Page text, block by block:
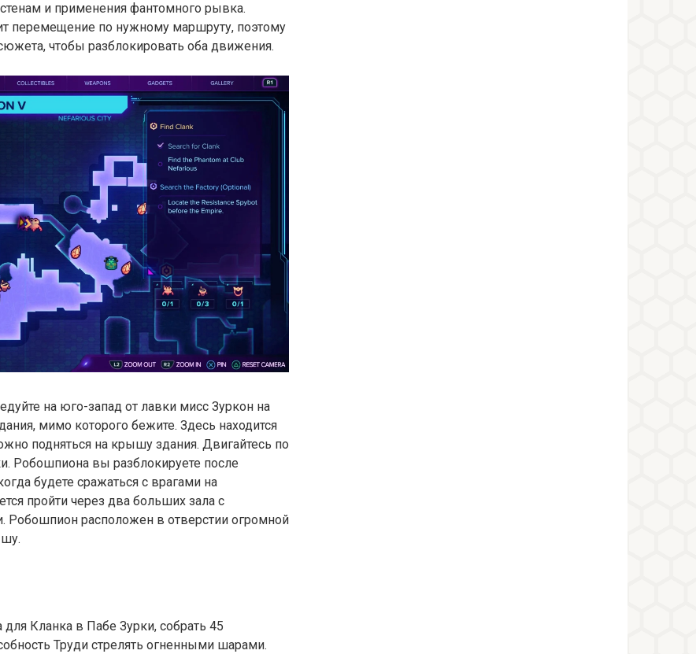
и применения фантомного рывка.
перемещение по нужному маршруту, поэтому
чтобы разблокировать оба движения.
на юго-запад от лавки мисс Зуркон на
мимо которого бежите. Здесь находится
подняться на крышу здания. Двигайтесь по
Робошпиона вы разблокируете после
будете сражаться с врагами на
пройти через два больших зала с
Робошпион расположен в отверстии огромной
для Кланка в Пабе Зурки, собрать 45
Труди стрелять огненными шарами.